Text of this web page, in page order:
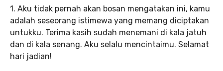
1. Aku tidak pernah akan bosan mengatakan ini, kamu
adalah seseorang istimewa yang memang diciptakan
untukku. Terima kasih sudah menemani di kala jatuh
dan di kala senang. Aku selalu mencintaimu. Selamat
hari jadian!